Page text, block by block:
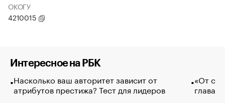
ОКОГУ
4210015
Интересное на РБК
Насколько ваш авторитет зависит от
атрибутов престижа? Тест для лидеров
«От
глава